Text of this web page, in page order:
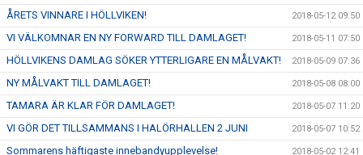
ÅRETS VINNARE I HÖLLVIKEN! 2018-05-12 09:50
VI VÄLKOMNAR EN NY FORWARD TILL DAMLAGET! 2018-05-11 07:50
HÖLLVIKENS DAMLAG SÖKER YTTERLIGARE EN MÅLVAKT! 2018-05-09 07:36
NY MÅLVAKT TILL DAMLAGET! 2018-05-08 08:00
TAMARA ÄR KLAR FÖR DAMLAGET! 2018-05-07 11:20
VI GÖR DET TILLSAMMANS I HALÖRHALLEN 2 JUNI 2018-05-07 10:52
Sommarens häftigaste innebandyupplevelse! 2018-05-02 12:41